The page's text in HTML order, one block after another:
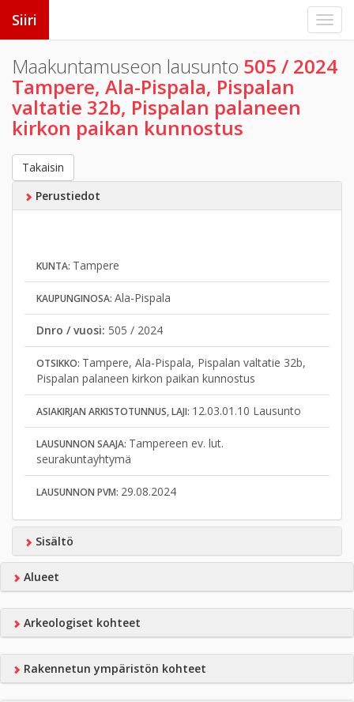
Siiri
Maakuntamuseon lausunto 505 / 2024
Tampere, Ala-Pispala, Pispalan
valtatie 32b, Pispalan palaneen
kirkon paikan kunnostus
Takaisin
Perustiedot
KUNTA: Tampere
KAUPUNGINOSA: Ala-Pispala
Dnro / vuosi: 505 / 2024
OTSIKKO: Tampere, Ala-Pispala, Pispalan valtatie 32b,
Pispalan palaneen kirkon paikan kunnostus
ASIAKIRJAN ARKISTOTUNNUS, LAJI: 12.03.01.10 Lausunto
LAUSUNNON SAAJA: Tampereen ev. lut.
seurakuntayhtymä
LAUSUNNON PVM: 29.08.2024
Sisältö
Alueet
Arkeologiset kohteet
Rakennetun ympäristön kohteet